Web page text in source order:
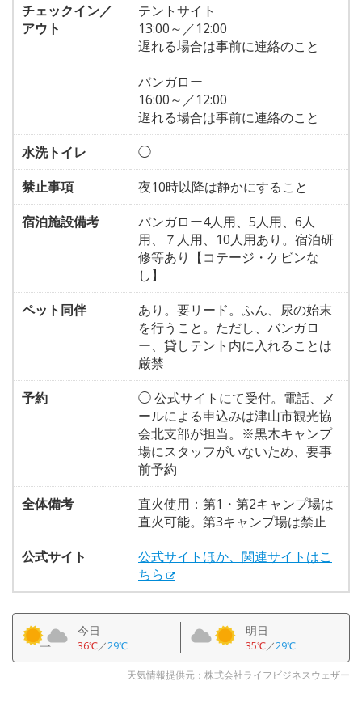
チェックイン／
アウト
テントサイト
13:00～／12:00
遅れる場合は事前に連絡のこと
バンガロー
16:00～／12:00
遅れる場合は事前に連絡のこと
水洗トイレ
◯
禁止事項
夜10時以降は静かにすること
宿泊施設備考
バンガロー4人用、5人用、6人
用、７人用、10人用あり。宿泊研
修等あり【コテージ・ケビンな
し】
ペット同伴
あり。要リード。ふん、尿の始末
を行うこと。ただし、バンガロ
ー、貸しテント内に入れることは
厳禁
予約
◯ 公式サイトにて受付。電話、メ
ールによる申込みは津山市観光協
会北支部が担当。※黒木キャンプ
場にスタッフがいないため、要事
前予約
全体備考
直火使用：第1・第2キャンプ場は
直火可能。第3キャンプ場は禁止
公式サイト
公式サイトほか、関連サイトはこ
ちら
今日
36℃／29℃
明日
35℃／29℃
天気情報提供元：株式会社ライフビジネスウェザー